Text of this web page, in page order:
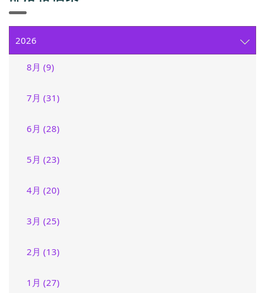
2026
8月 (9)
7月 (31)
6月 (28)
5月 (23)
4月 (20)
3月 (25)
2月 (13)
1月 (27)